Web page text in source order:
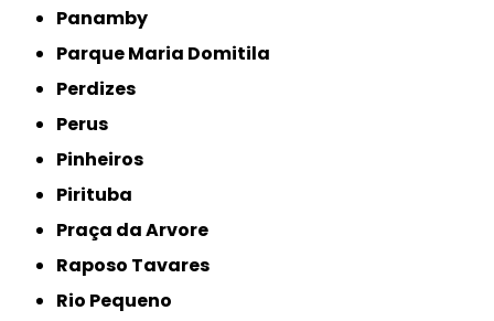
Panamby
Parque Maria Domitila
Perdizes
Perus
Pinheiros
Pirituba
Praça da Arvore
Raposo Tavares
Rio Pequeno